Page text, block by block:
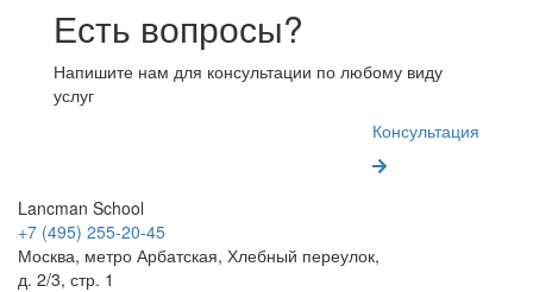
Есть вопросы?
Напишите нам для консультации по любому виду
услуг
Консультация
Lancman School
+7 (495) 255-20-45
Москва, метро Арбатская, Хлебный переулок,
д. 2/3, стр. 1